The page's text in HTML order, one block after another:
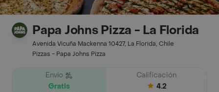
Papa Johns Pizza - La Florida
Avenida Vicuña Mackenna 10427, La Florida, Chile
Pizzas - Papa Johns Pizza
Envío
Gratis
Calificación
4.2